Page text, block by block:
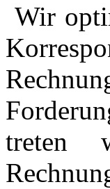
Wir
treten